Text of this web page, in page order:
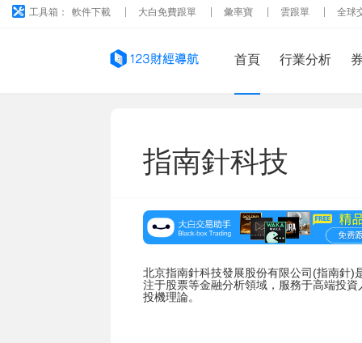
工具箱： 軟件下載 大白免費跟單 彙率寶 雲跟單 全球
首頁 行業分析
指南針科技
北京指南針科技發展股份有限公司(指南針)
注于股票等金融分析領域，服務于高端投
投機理論。